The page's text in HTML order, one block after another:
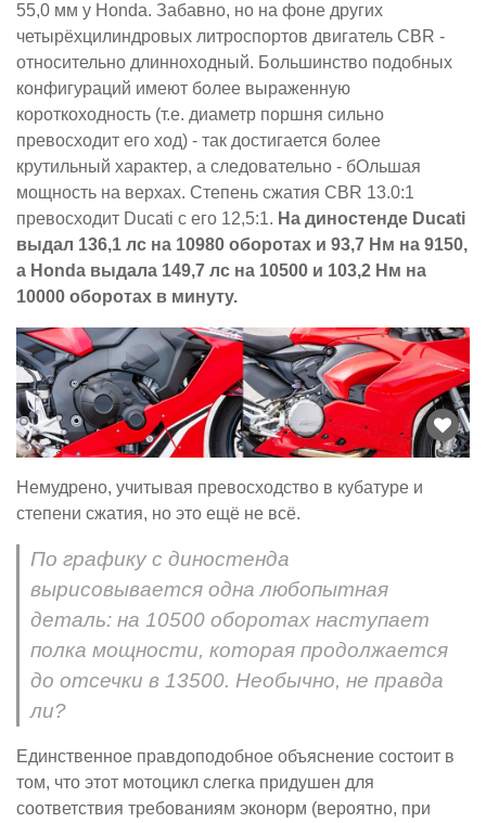
55,0 мм у Honda. Забавно, но на фоне других
четырёхцилиндровых литроспортов двигатель CBR -
относительно длинноходный. Большинство подобных
конфигураций имеют более выраженную
короткоходность (т.е. диаметр поршня сильно
превосходит его ход) - так достигается более
крутильный характер, а следовательно - бОльшая
мощность на верхах. Степень сжатия CBR 13.0:1
превосходит Ducati с его 12,5:1. На диностенде Ducati
выдал 136,1 лс на 10980 оборотах и 93,7 Нм на 9150,
а Honda выдала 149,7 лс на 10500 и 103,2 Нм на
10000 оборотах в минуту.
Немудрено, учитывая превосходство в кубатуре и
степени сжатия, но это ещё не всё.
По графику с диностенда
вырисовывается одна любопытная
деталь: на 10500 оборотах наступает
полка мощности, которая продолжается
до отсечки в 13500. Необычно, не правда
ли?
Единственное правдоподобное объяснение состоит в
том, что этот мотоцикл слегка придушен для
соответствия требованиям эконорм (вероятно, при